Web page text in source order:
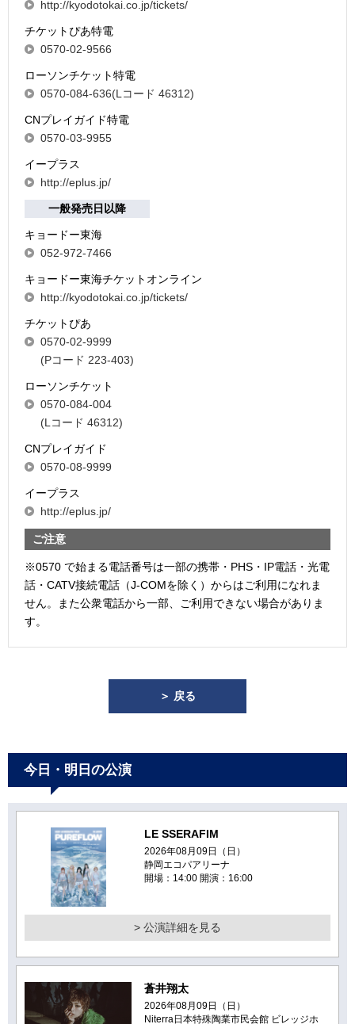
http://kyodotokai.co.jp/tickets/
チケットぴあ特電
0570-02-9566
ローソンチケット特電
0570-084-636(Lコード 46312)
CNプレイガイド特電
0570-03-9955
イープラス
http://eplus.jp/
一般発売日以降
キョードー東海
052-972-7466
キョードー東海チケットオンライン
http://kyodotokai.co.jp/tickets/
チケットぴあ
0570-02-9999
(Pコード 223-403)
ローソンチケット
0570-084-004
(Lコード 46312)
CNプレイガイド
0570-08-9999
イープラス
http://eplus.jp/
ご注意
※0570 で始まる電話番号は一部の携帯・PHS・IP電話・光電
話・CATV接続電話（J-COMを除く）からはご利用になれま
せん。また公衆電話から一部、ご利用できない場合がありま
す。
＞ 戻る
今日・明日の公演
LE SSERAFIM
2026年08月09日（日）
静岡エコパアリーナ
開場：14:00 開演：16:00
> 公演詳細を見る
蒼井翔太
2026年08月09日（日）
Niterra日本特殊陶業市民会館 ビレッジホ